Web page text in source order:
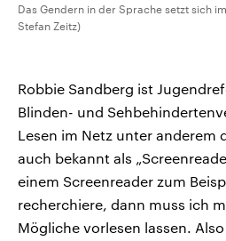
Das Gendern in der Sprache setzt sich
Stefan Zeitz)
Robbie Sandberg ist
Blinden- und
Lesen im Netz unter anderem
auch bekannt als
einem Screenreader zum
recherchiere, dann muss ich
Mögliche vorlesen lassen.